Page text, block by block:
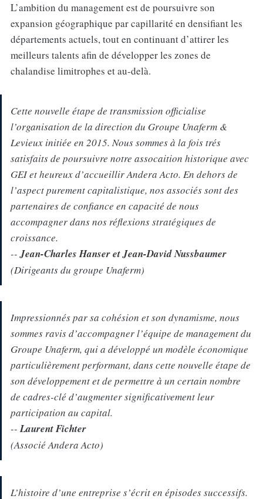
L’ambition du management est de poursuivre son
expansion géographique par capillarité en densifiant les
départements actuels, tout en continuant d’attirer les
meilleurs talents afin de développer les zones de
chalandise limitrophes et au-delà.
Cette nouvelle étape de transmission officialise
l’organisation de la direction du Groupe Unaferm &
Levieux initiée en 2015. Nous sommes à la fois trés
satisfaits de poursuivre notre assocaition historique avec
GEI et heureux d’accueillir Andera Acto. En dehors de
l’aspect purement capitalistique, nos associés sont des
partenaires de confiance en capacité de nous
accompagner dans nos réflexions stratégiques de
croissance.
--Jean-Charles Hanser et Jean-David Nussbaumer
(Dirigeants du groupe Unaferm)
Impressionnés par sa cohésion et son dynamisme, nous
sommes ravis d’accompagner l’équipe de management du
Groupe Unaferm, qui a développé un modèle économique
particulièrement performant, dans cette nouvelle étape de
son développement et de permettre à un certain nombre
de cadres-clé d’augmenter significativement leur
participation au capital.
--Laurent Fichter
(Associé Andera Acto)
L’histoire d’une entreprise s’écrit en épisodes successifs.